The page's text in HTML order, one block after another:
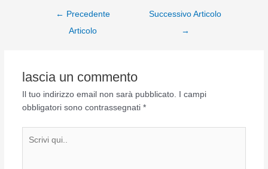
← Precedente
Articolo
Successivo Articolo
→
lascia un commento
Il tuo indirizzo email non sarà pubblicato.
I campi
obbligatori sono contrassegnati *
qui..